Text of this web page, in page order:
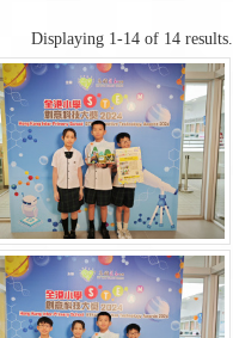
Displaying 1-14 of 14 results.